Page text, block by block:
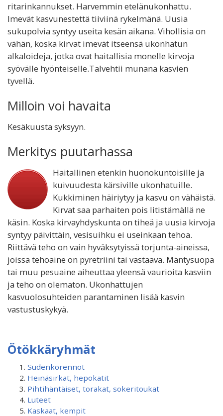
ritarinkannukset. Harvemmin etelänukonhattu.
Imevät kasvunestettä tiiviinä rykelmänä. Uusia
sukupolvia syntyy useita kesän aikana. Vihollisia on
vähän, koska kirvat imevät itseensä ukonhatun
alkaloideja, jotka ovat haitallisia monelle kirvoja
syövälle hyönteiselle.Talvehtii munana kasvien
tyvellä.
Milloin voi havaita
Kesäkuusta syksyyn.
Merkitys puutarhassa
Haitallinen etenkin huonokuntoisille ja
kuivuudesta kärsiville ukonhatuille.
Kukkiminen häiriytyy ja kasvu on vähäistä.
Kirvat saa parhaiten pois litistämällä ne
käsin. Koska kirvayhdyskunta on tiheä ja uusia kirvoja
syntyy päivittäin, vesisuihku ei useinkaan tehoa.
Riittävä teho on vain hyväksytyissä torjunta-aineissa,
joissa tehoaine on pyretriini tai vastaava. Mäntysuopa
tai muu pesuaine aiheuttaa yleensä vaurioita kasviin
ja teho on olematon. Ukonhattujen
kasvuolosuhteiden parantaminen lisää kasvin
vastustuskykyä.
Ötökkäryhmät
Sudenkorennot
Heinäsirkat, hepokatit
Pihtihäntäiset, torakat, sokeritoukat
Luteet
Kaskaat, kempit